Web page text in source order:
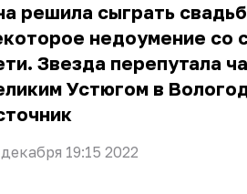
решила сыграть
недоумение со
Звезда перепутала
Устюгом в
19:15 2022